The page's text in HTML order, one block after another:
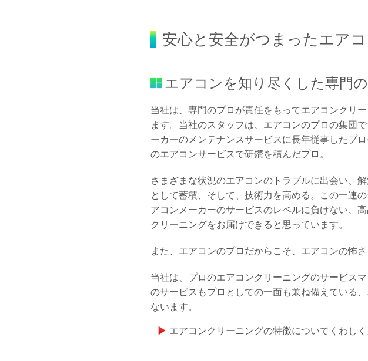
安心と安全がつまった エア
エアコンを知り尽くした専門
当社は、専門のプロが責任をもってエアコンクリ
ます。当社のスタッフは、エアコンのプロの集団
ーカーのメンテナンスサービスに長年従事したプ
のエアコンサービスで研鑽を積んだプロ。
さまざまな状況のエアコンのトラブルに出会い、
として蓄積、そして、技術力を高める。この一連
アコンメーカーのサービスのレベルに負けない、
クリーニングをお届けできると思っています。
また、エアコンのプロだからこそ、エアコンの怖
当社は、プロのエアコンクリーニングのサービス
のサービスもプロとしての一面も兼ね備えている
ないます。
エアコンクリーニングの特徴についてくわしく